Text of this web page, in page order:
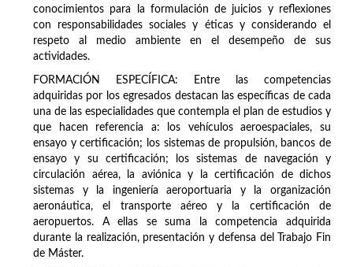
conocimientos para la formulación de juicios y reflexiones
con responsabilidades sociales y éticas y considerando el
respeto al medio ambiente en el desempeño de sus
actividades.
FORMACIÓN ESPECÍFICA: Entre las competencias
adquiridas por los egresados destacan las específicas de cada
una de las especialidades que contempla el plan de estudios y
que hacen referencia a: los vehículos aeroespaciales, su
ensayo y certificación; los sistemas de propulsión, bancos de
ensayo y su certificación; los sistemas de navegación y
circulación aérea, la aviónica y la certificación de dichos
sistemas y la ingeniería aeroportuaria y la organización
aeronáutica, el transporte aéreo y la certificación de
aeropuertos. A ellas se suma la competencia adquirida
durante la realización, presentación y defensa del Trabajo Fin
de Máster.